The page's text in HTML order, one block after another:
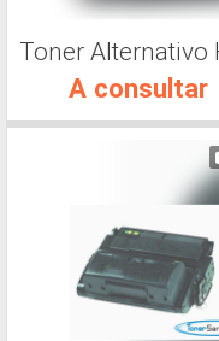
A consultar